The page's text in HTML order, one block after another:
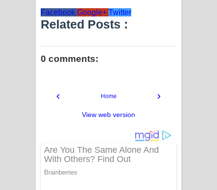
Facebook Google+ Twitter
Related Posts :
0 comments:
‹ ›
Home
View web version